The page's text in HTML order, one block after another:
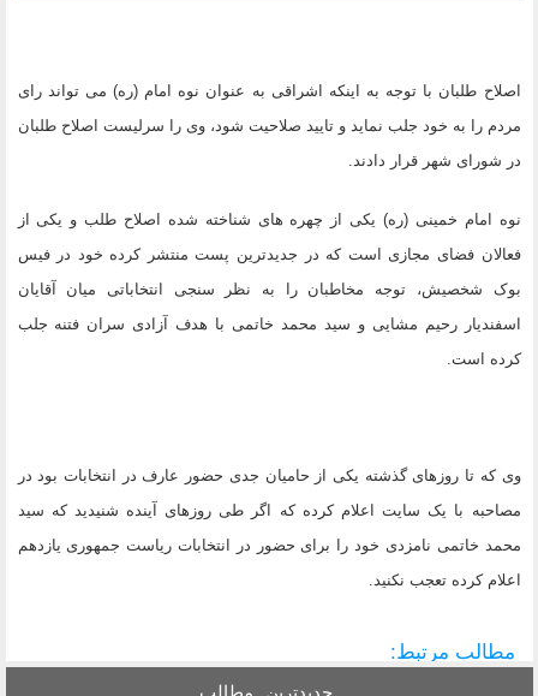
اصلاح طلبان با توجه به اینکه اشراقی به عنوان نوه امام (ره) می تواند رای
مردم را به خود جلب نماید و تایید صلاحیت شود، وی را سرلیست اصلاح طلبان
در شورای شهر قرار دادند.
نوه امام خمینی (ره) یکی از چهره های شناخته شده اصلاح طلب و یکی از
فعالان فضای مجازی است که در جدیدترین پست منتشر کرده خود در فیس
بوک شخصیش، توجه مخاطبان را به نظر سنجی انتخاباتی میان آقایان
اسفندیار رحیم مشایی و سید محمد خاتمی با هدف آزادی سران فتنه جلب
کرده است.
وی که تا روزهای گذشته یکی از حامیان جدی حضور عارف در انتخابات بود در
مصاحبه با یک سایت اعلام کرده که اگر طی روزهای آینده شنیدید که سید
محمد خاتمی نامزدی خود را برای حضور در انتخابات ریاست جمهوری یازدهم
اعلام کرده تعجب نکنید.
مطالب مرتبط:
جدیدترین مطالب